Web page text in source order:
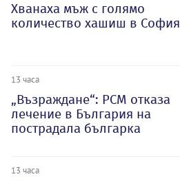
Хванаха мъж с голямо
количество хашиш в София
13 часа
„Възраждане“: РСМ отказа
лечение в България на
пострадала българка
13 часа